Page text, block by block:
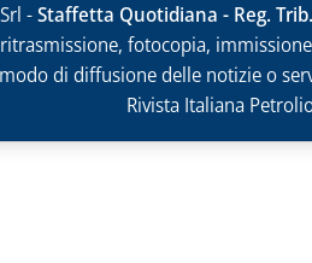
-Staffetta Quotidiana - Reg.
fotocopia,
di diffusione delle notizie o
Rivista Italiana